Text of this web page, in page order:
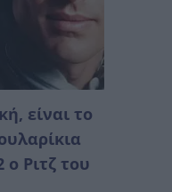
είναι το
ο Ριτζ του